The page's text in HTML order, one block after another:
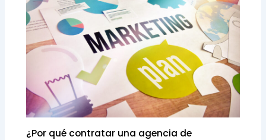
¿Por qué contratar una agencia de